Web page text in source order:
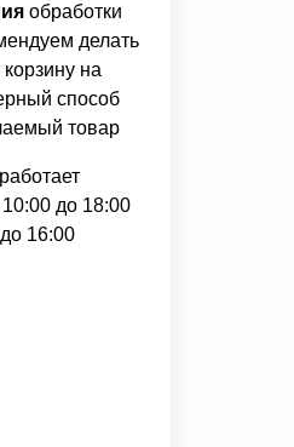
обработки
делать
на
способ
товар
до 18:00
16:00